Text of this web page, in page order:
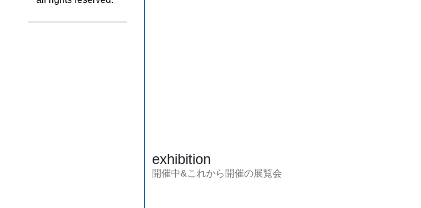
exhibition
開催中&これから開催の展覧会